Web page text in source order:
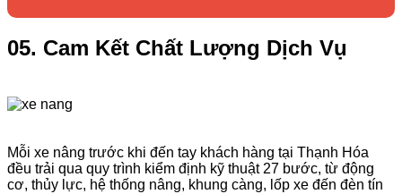
05. Cam Kết Chất Lượng Dịch Vụ
Mỗi xe nâng trước khi đến tay khách hàng tại Thạnh Hóa
đều trải qua quy trình kiểm định kỹ thuật 27 bước, từ động
cơ, thủy lực, hệ thống nâng, khung càng, lốp xe đến đèn tín